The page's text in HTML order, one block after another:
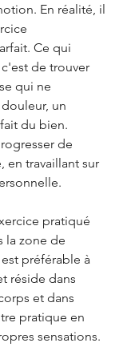
En réalité, il
Ce qui
de trouver
qui ne
un
du bien.
de
en travaillant sur
pratiqué
la zone de
préférable à
réside dans
et dans
pratique en
sensations.